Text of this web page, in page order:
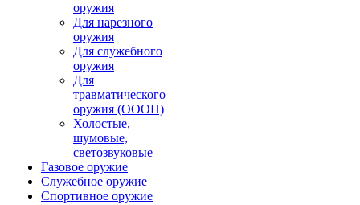
оружия
Для нарезного
оружия
Для служебного
оружия
Для
травматического
оружия (ОООП)
Холостые,
шумовые,
светозвуковые
Газовое оружие
Служебное оружие
Спортивное оружие